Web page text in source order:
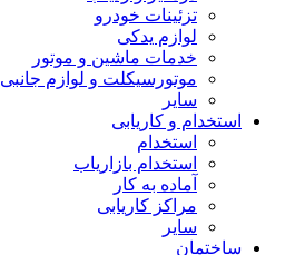
تزئینات خودرو
لوازم یدکی
خدمات ماشین و موتور
موتورسیکلت و لوازم جانبی
سایر
استخدام و کاریابی
استخدام
استخدام بازاریاب
آماده به کار
مراکز کاریابی
سایر
ساختمان